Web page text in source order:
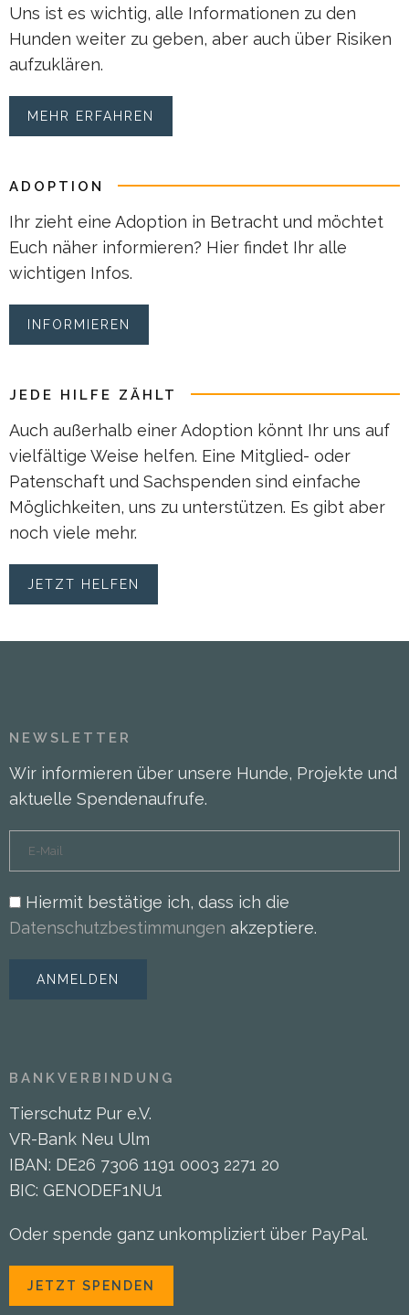
Uns ist es wichtig, alle Informationen zu den
Hunden weiter zu geben, aber auch über Risiken
aufzuklären.
MEHR ERFAHREN
ADOPTION
Ihr zieht eine Adoption in Betracht und möchtet
Euch näher informieren? Hier findet Ihr alle
wichtigen Infos.
INFORMIEREN
JEDE HILFE ZÄHLT
Auch außerhalb einer Adoption könnt Ihr uns auf
vielfältige Weise helfen. Eine Mitglied- oder
Patenschaft und Sachspenden sind einfache
Möglichkeiten, uns zu unterstützen. Es gibt aber
noch viele mehr.
JETZT HELFEN
NEWSLETTER
Wir informieren über unsere Hunde, Projekte und
aktuelle Spendenaufrufe.
Hiermit bestätige ich, dass ich die
Datenschutzbestimmungen akzeptiere.
BANKVERBINDUNG
Tierschutz Pur e.V.
VR-Bank Neu Ulm
IBAN: DE26 7306 1191 0003 2271 20
BIC: GENODEF1NU1
Oder spende ganz unkompliziert über PayPal.
JETZT SPENDEN